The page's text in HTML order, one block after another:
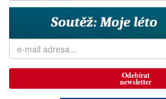
Odebírat
newsletter